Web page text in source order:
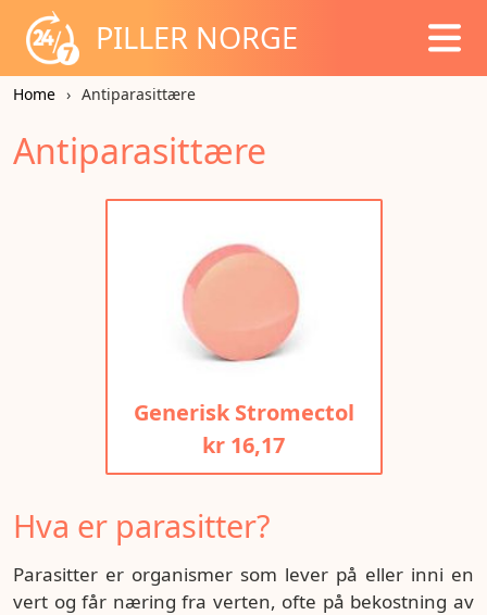
PILLER NORGE
Home Antiparasittære
Antiparasittære
Generisk Stromectol
kr 16,17
Hva er parasitter?
Parasitter er organismer som lever på eller inni en
vert og får næring fra verten, ofte på bekostning av